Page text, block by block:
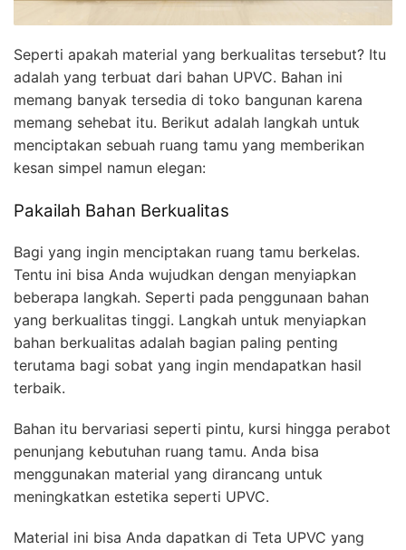
Seperti apakah material yang berkualitas tersebut? Itu
adalah yang terbuat dari bahan UPVC. Bahan ini
memang banyak tersedia di toko bangunan karena
memang sehebat itu. Berikut adalah langkah untuk
menciptakan sebuah ruang tamu yang memberikan
kesan simpel namun elegan:
Pakailah Bahan Berkualitas
Bagi yang ingin menciptakan ruang tamu berkelas.
Tentu ini bisa Anda wujudkan dengan menyiapkan
beberapa langkah. Seperti pada penggunaan bahan
yang berkualitas tinggi. Langkah untuk menyiapkan
bahan berkualitas adalah bagian paling penting
terutama bagi sobat yang ingin mendapatkan hasil
terbaik.
Bahan itu bervariasi seperti pintu, kursi hingga perabot
penunjang kebutuhan ruang tamu. Anda bisa
menggunakan material yang dirancang untuk
meningkatkan estetika seperti UPVC.
Material ini bisa Anda dapatkan di Teta UPVC yang